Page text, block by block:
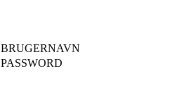
BRUGERNAVN
PASSWORD